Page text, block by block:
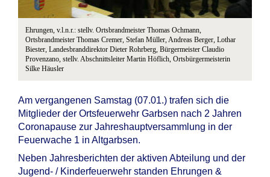
Ehrungen, v.l.n.r.: stellv. Ortsbrandmeister Thomas Ochmann,
Ortsbrandmeister Thomas Cremer, Stefan Müller, Andreas Berger, Lothar
Biester, Landesbranddirektor Dieter Rohrberg, Bürgermeister Claudio
Provenzano, stellv. Abschnittsleiter Martin Höflich, Ortsbürgermeisterin
Silke Häusler
Am vergangenen Samstag (07.01.) trafen sich die
Mitglieder der Ortsfeuerwehr Garbsen nach 2 Jahren
Coronapause zur Jahreshauptversammlung in der
Feuerwache 1 in Altgarbsen.
Neben Jahresberichten der aktiven Abteilung und der
Jugend- / Kinderfeuerwehr standen Ehrungen &